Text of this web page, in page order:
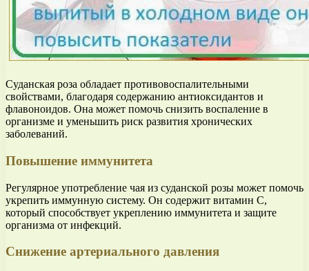
Суданская роза обладает противовоспалительными
свойствами, благодаря содержанию антиоксидантов и
флавоноидов. Она может помочь снизить воспаление в
организме и уменьшить риск развития хронических
заболеваний.
Повышение иммунитета
Регулярное употребление чая из суданской розы может помочь
укрепить иммунную систему. Он содержит витамин C,
который способствует укреплению иммунитета и защите
организма от инфекций.
Снижение артериального давления